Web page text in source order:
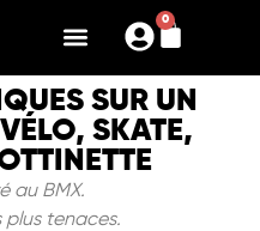
0
SUR UN
SKATE,
au BMX.
plus tenaces.